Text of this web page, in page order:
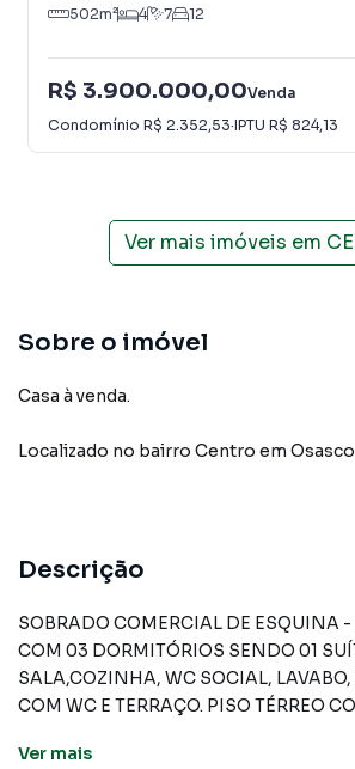
502m² 4 7 12
R$ 3.900.000,00Venda
Condomínio R$ 2.352,53·IPTU R$ 824,13
Ver mais imóveis em
Sobre o imóvel
Casa à venda.
Localizado no bairro Centro em Osasco
Descrição
SOBRADO COMERCIAL DE ESQUINA
COM 03 DORMITÓRIOS SENDO 01
SALA,COZINHA, WC SOCIAL,
COM WC E TERRAÇO. PISO TÉRREO
MONTADA PARA RAMO DE
Ver mais